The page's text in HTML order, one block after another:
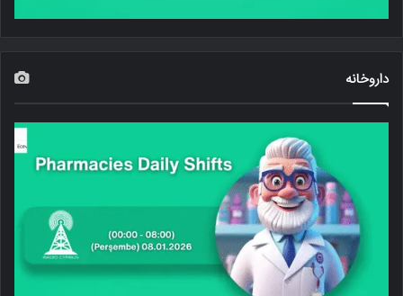
داروخانه